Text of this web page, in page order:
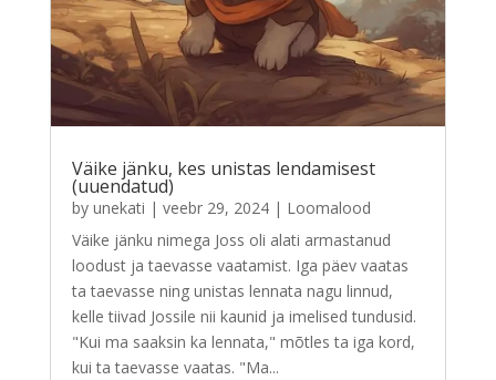
Väike jänku, kes unistas lendamisest
(uuendatud)
by unekati | veebr 29, 2024| Loomalood
Väike jänku nimega Joss oli alati armastanud
loodust ja taevasse vaatamist. Iga päev vaatas
ta taevasse ning unistas lennata nagu linnud,
kelle tiivad Jossile nii kaunid ja imelised tundusid.
"Kui ma saaksin ka lennata," mõtles ta iga kord,
kui ta taevasse vaatas. "Ma...